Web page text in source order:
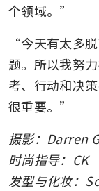
个领域。”
“今天有太多
题。所以我努
考、行动和决
很重要。”
摄影：Darren
时尚指导：CK
发型与化妆：